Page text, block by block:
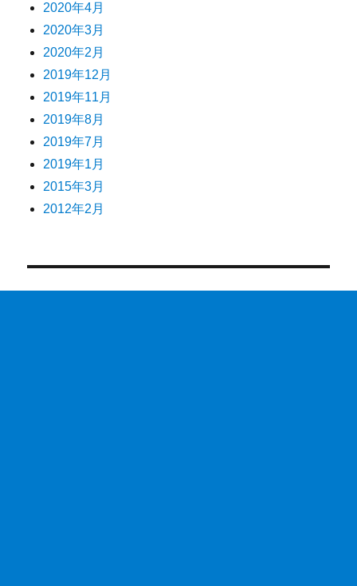
2020年4月
2020年3月
2020年2月
2019年12月
2019年11月
2019年8月
2019年7月
2019年1月
2015年3月
2012年2月